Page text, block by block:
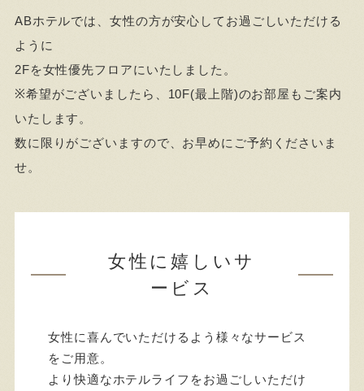
ABホテルでは、女性の方が安心してお過ごしいただける
ように
2Fを女性優先フロアにいたしました。
※希望がございましたら、10F(最上階)のお部屋もご案内
いたします。
数に限りがございますので、お早めにご予約くださいま
せ。
女性に嬉しいサ
ービス
女性に喜んでいただけるよう様々なサービス
をご用意。
より快適なホテルライフをお過ごしいただけ